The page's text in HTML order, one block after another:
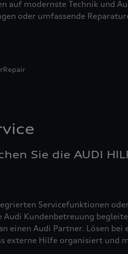
auf modernste Technik und
oder umfassende
Sie die AUDI
Servicefunktionen
Audi Kundenbetreuung
einen Audi Partner. Lösen
externe Hilfe organisiert und